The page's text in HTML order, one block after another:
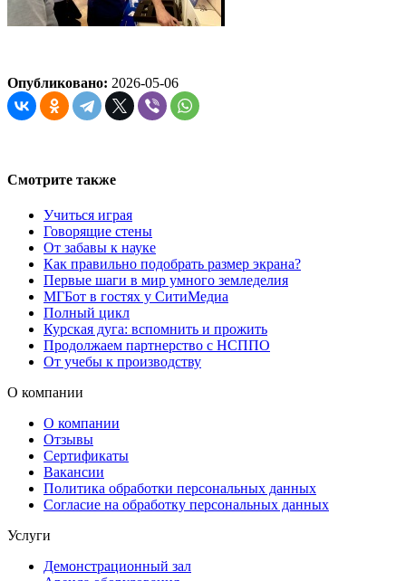
Опубликовано: 2026-05-06
Смотрите также
Учиться играя
Говорящие стены
От забавы к науке
Как правильно подобрать размер экрана?
Первые шаги в мир умного земледелия
МГБот в гостях у СитиМедиа
Полный цикл
Курская дуга: вспомнить и прожить
Продолжаем партнерство с НСППО
От учебы к производству
О компании
О компании
Отзывы
Сертификаты
Вакансии
Политика обработки персональных данных
Согласие на обработку персональных данных
Услуги
Демонстрационный зал